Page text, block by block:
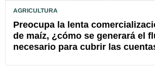
AGRICULTURA
Preocupa la lenta
de maíz, ¿cómo se generará el
necesario para cubrir las